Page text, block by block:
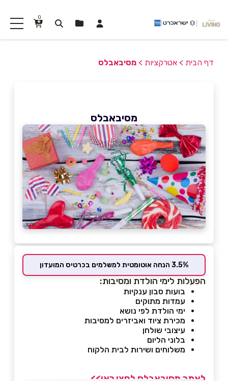
0
דף הבית > אטרקציות > מסיבאבלס
מסיבאבלס
3.5% הנחה אוטומטית למשלמים בכרטיס המועדון
הפעלות לימי הולדת ומסיבות:
בועות סבון ענקיות
עמדות מתוקים
ימי הולדת לפי נושא
מכירת ציוד ואביזרים למסיבות
עיצובי שולחן
בלוני הליום
משלוחים ושירות לבית הלקוח
לאתר מסיבאבלס לחצו כאן>>